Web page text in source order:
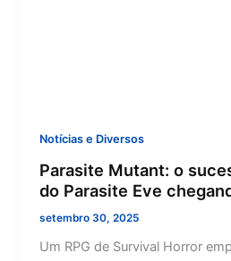
Notícias e Diversos
Parasite Mutant: o
do Parasite Eve
setembro 30, 2025
Um RPG de Survival Horror